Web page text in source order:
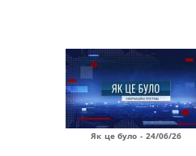
Як це було - 24/06/26